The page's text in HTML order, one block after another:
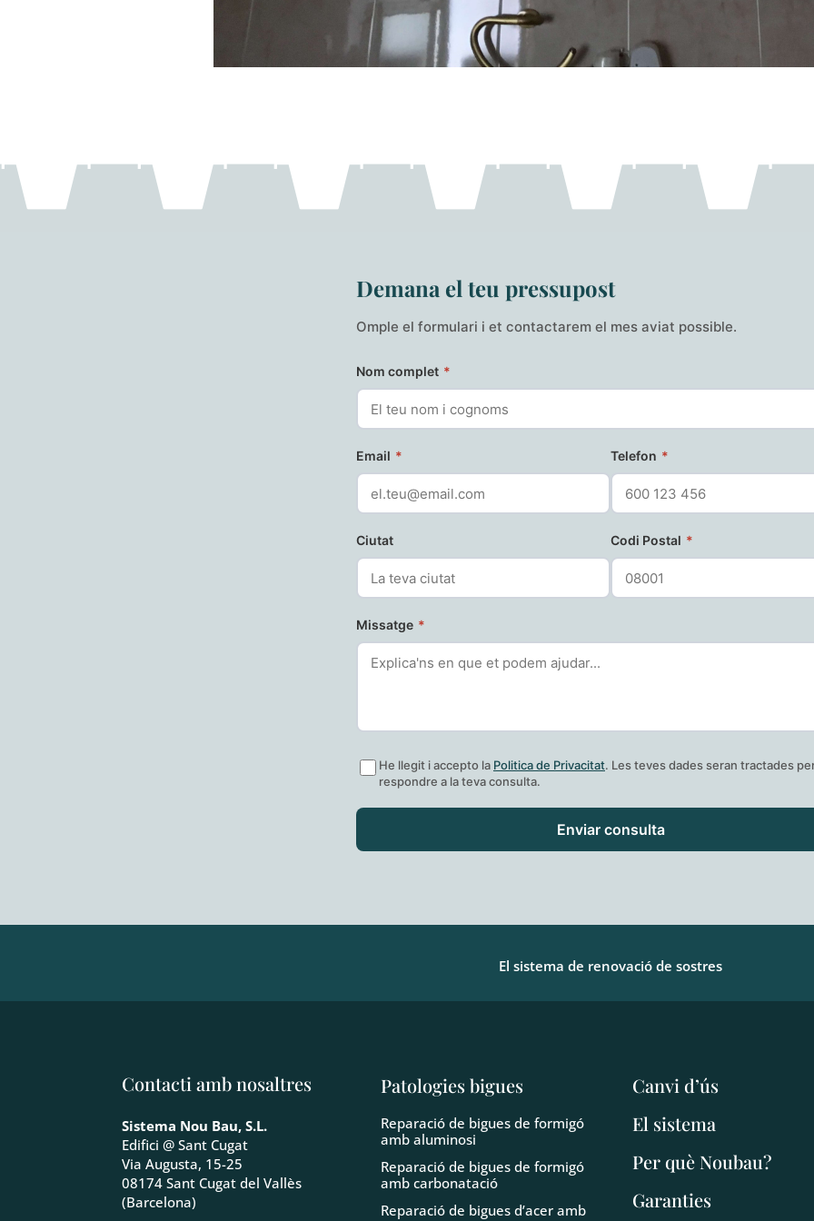
Demana el teu pressupost
Omple el formulari i et contactarem el mes aviat possible.
Nom complet *
Email * Telefon *
Ciutat Codi Postal *
Missatge *
He llegit i accepto la Politica de Privacitat. Les teves dades seran tractades
respondre a la teva consulta.
Enviar consulta
El sistema de renovació de sostres
Contacti amb nosaltres
Sistema Nou Bau, S.L.
Edifici @ Sant Cugat
Via Augusta, 15-25
08174 Sant Cugat del Vallès
(Barcelona)
Patologies bigues
Reparació de bigues de formigó
amb aluminosi
Reparació de bigues de formigó
amb carbonatació
Reparació de bigues d’acer amb
Canvi d’ús
El sistema
Per què Noubau?
Garanties